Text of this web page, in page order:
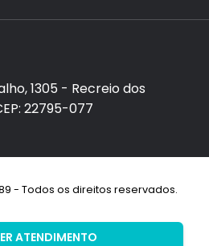
ATENDIMENTO
1305 - Recreio dos
22795-077
- Todos os direitos reservados.